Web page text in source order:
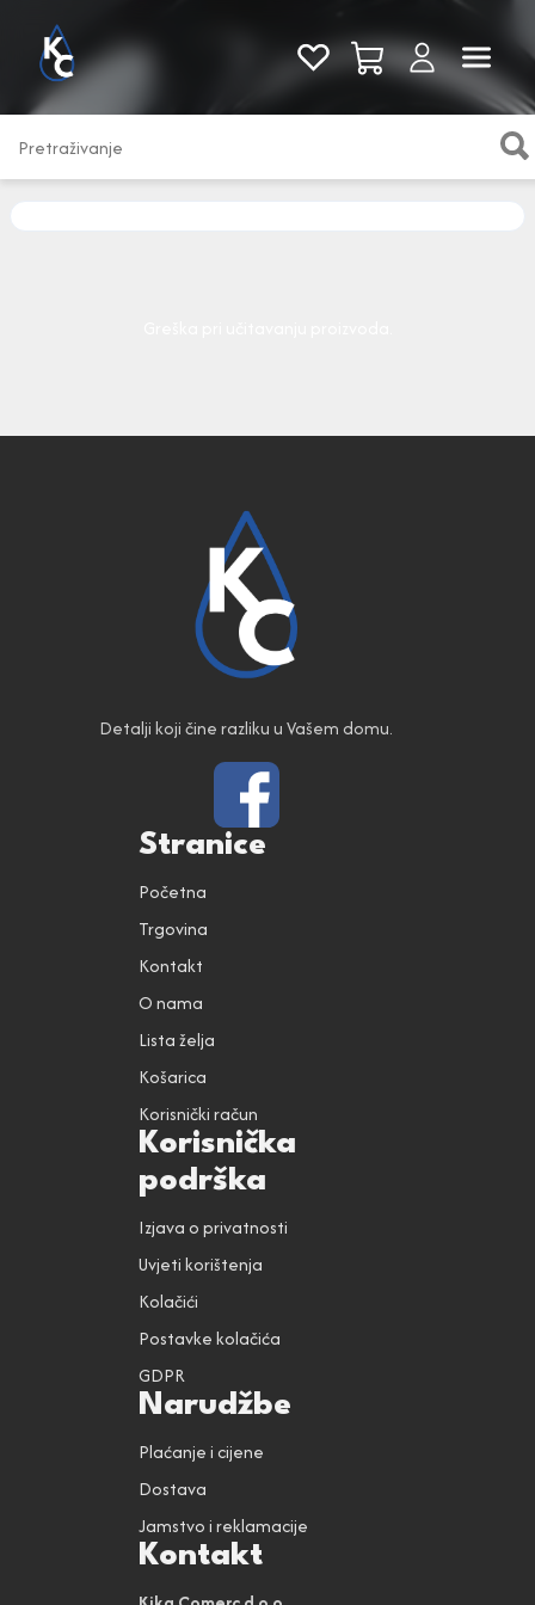
Pogledaj sve
Detalji koji čine razliku u Vašem domu.
Stranice
Početna
Trgovina
Kontakt
O nama
Lista želja
Košarica
Korisnički račun
Korisnička
podrška
Izjava o privatnosti
Uvjeti korištenja
Kolačići
Postavke kolačića
GDPR
Narudžbe
Plaćanje i cijene
Dostava
Jamstvo i reklamacije
Kontakt